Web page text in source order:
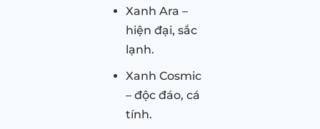
Xanh Ara –
hiện đại, sắc
lạnh.
Xanh Cosmic
– độc đáo, cá
tính.